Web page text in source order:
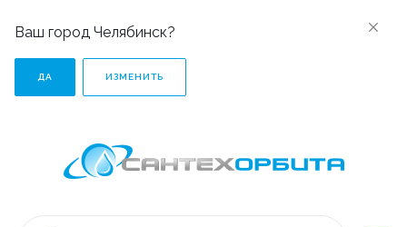
Ваш город Челябинск?
ДА ИЗМЕНИТЬ